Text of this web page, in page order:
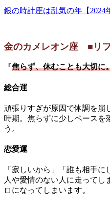
銀の時計座は乱気の年【2024
金のカメレオン座 ■リ
『焦らず、休むことも大切に
総合運
頑張りすぎが原因で体調を崩
時期。焦らずに少しペースを
う。
恋愛運
「寂しいから」「誰も相手
人や愛情のない人に走ってし
ロになってしまいます。